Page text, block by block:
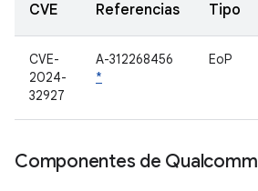
CVE Referencias Tipo
CVE-
2024-
32927
A-312268456
*
EoP
Componentes de Qualcomm